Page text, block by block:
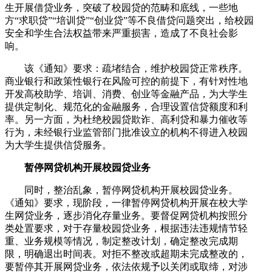
生开展借贷业务，突破了校园贷的范畴和底线，一些地
方“求职贷”“培训贷”“创业贷”等不良借贷问题突出，给校园
安全和学生合法权益带来严重损害，造成了不良社会影
响。
该《通知》要求：疏堵结合，维护校园贷正常秩序。
商业银行和政策性银行在风险可控的前提下，有针对性地
开发高校助学、培训、消费、创业等金融产品，为大学生
提供定制化、规范化的金融服务，合理设置信贷额度和利
率。另一方面，为杜绝校园贷欺诈、高利贷和暴力催收等
行为，未经银行业监管部门批准设立的机构不得进入校园
为大学生提供信贷服务。
暂停网贷机构开展校园贷业务
同时，整治乱象，暂停网贷机构开展校园贷业务。
《通知》要求，现阶段，一律暂停网贷机构开展在校大学
生网贷业务，逐步消化存量业务。要督促网贷机构按照分
类处置要求，对于存量校园贷业务，根据违法违规情节轻
重、业务规模等情况，制定整改计划，确定整改完成期
限，明确退出时间表。对拒不整改或超期未完成整改的，
要暂停其开展网贷业务，依法依规予以关闭或取缔，对涉